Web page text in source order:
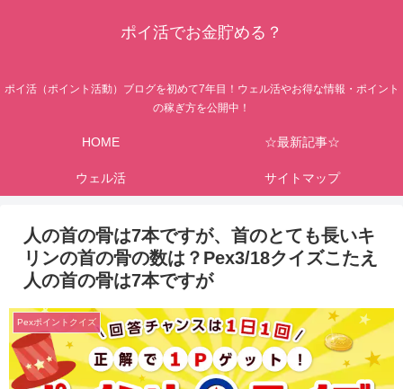
ポイ活でお金貯める？
ポイ活（ポイント活動）ブログを初めて7年目！ウェル活やお得な情報・ポイント
の稼ぎ方を公開中！
HOME ☆最新記事☆
ウェル活 サイトマップ
人の首の骨は7本ですが、首のとても長いキ
リンの首の骨の数は？Pex3/18クイズこたえ
人の首の骨は7本ですが
Pexポイントクイズ